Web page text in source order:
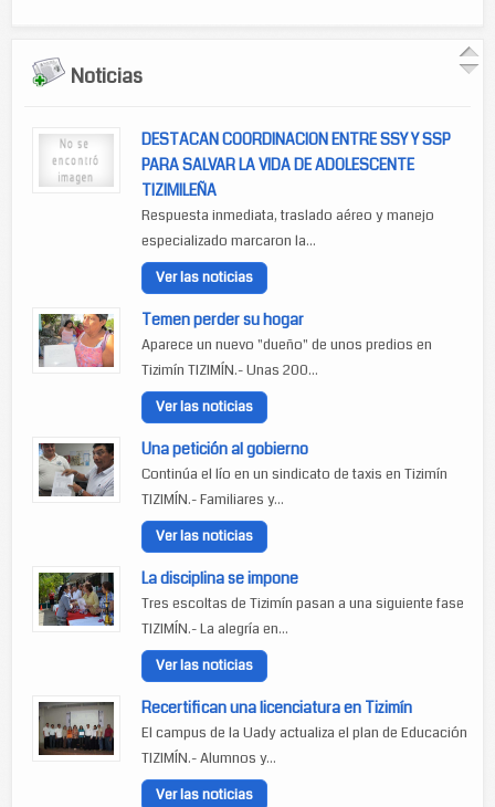
Noticias
DESTACAN COORDINACION ENTRE SSY Y SSP
PARA SALVAR LA VIDA DE ADOLESCENTE
TIZIMILEÑA
Respuesta inmediata, traslado aéreo y manejo
especializado marcaron la...
Ver las noticias
Temen perder su hogar
Aparece un nuevo "dueño" de unos predios en
Tizimín TIZIMÍN.- Unas 200...
Ver las noticias
Una petición al gobierno
Continúa el lío en un sindicato de taxis en Tizimín
TIZIMÍN.- Familiares y...
Ver las noticias
La disciplina se impone
Tres escoltas de Tizimín pasan a una siguiente fase
TIZIMÍN.- La alegría en...
Ver las noticias
Recertifican una licenciatura en Tizimín
El campus de la Uady actualiza el plan de Educación
TIZIMÍN.- Alumnos y...
Ver las noticias